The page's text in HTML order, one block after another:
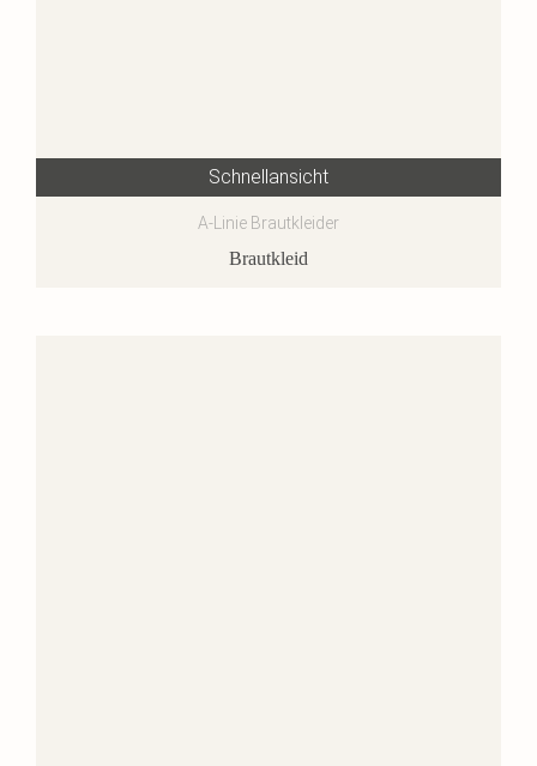
Schnellansicht
A-Linie Brautkleider
Brautkleid